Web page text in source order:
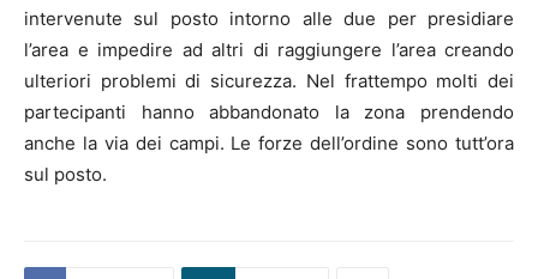
intervenute sul posto intorno alle due per presidiare
l’area e impedire ad altri di raggiungere l’area creando
ulteriori problemi di sicurezza. Nel frattempo molti dei
partecipanti hanno abbandonato la zona prendendo
anche la via dei campi. Le forze dell’ordine sono tutt’ora
sul posto.